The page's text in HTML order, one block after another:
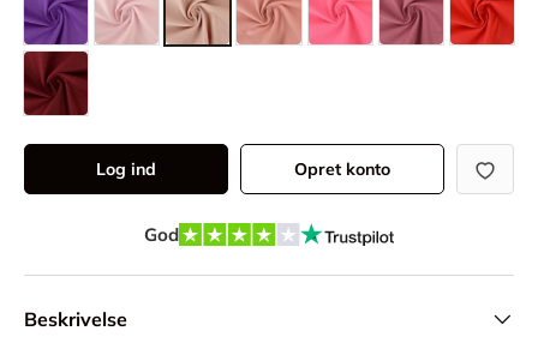
Log ind Opret konto
God
Beskrivelse